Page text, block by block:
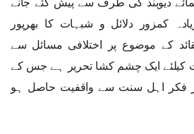
کمزور دلائل و شبہات کا بھرپور
کے موضوع پر اختلافی مسائل سے
کیلئے ایک چشم کشا تحریر ہے جس کے
فکر اہل سنت سے واقفیت حاصل ہو